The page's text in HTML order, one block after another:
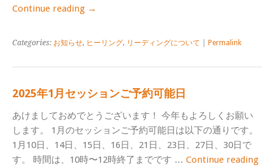
Continue reading →
Categories: お知らせ, ヒーリング, リーディングについて Permalink
2025年1月セッションご予約可能日
あけましておめでとうございます！ 今年もよろしくお願い
します。 1月のセッションご予約可能日は以下の通りです。
1月10日、14日、15日、16日、21日、23日、27日、30日で
す。 時間は、10時〜12時終了までです … Continue reading